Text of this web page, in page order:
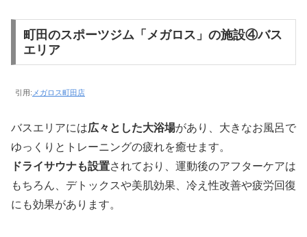
町田のスポーツジム「メガロス」の施設④バス
エリア
引用: メガロス町田店
バスエリアには広々とした大浴場があり、大きなお風呂で
ゆっくりとトレーニングの疲れを癒せます。
ドライサウナも設置されており、運動後のアフターケアは
もちろん、デトックスや美肌効果、冷え性改善や疲労回復
にも効果があります。